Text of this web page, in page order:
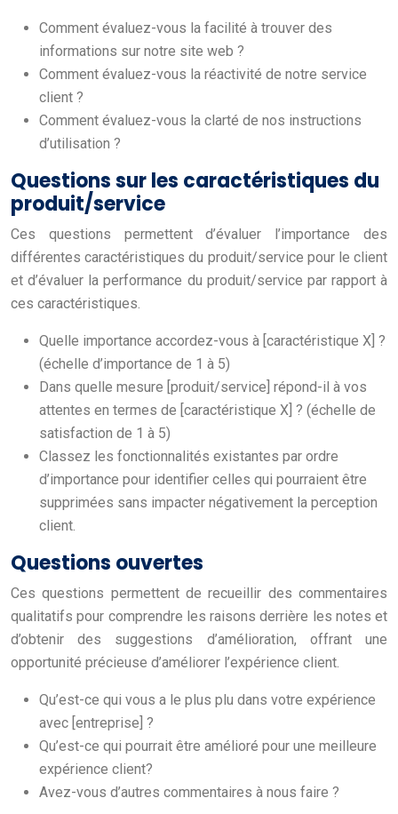
Comment évaluez-vous la facilité à trouver des
informations sur notre site web ?
Comment évaluez-vous la réactivité de notre service
client ?
Comment évaluez-vous la clarté de nos instructions
d’utilisation ?
Questions sur les caractéristiques du
produit/service
Ces questions permettent d’évaluer l’importance des
différentes caractéristiques du produit/service pour le client
et d’évaluer la performance du produit/service par rapport à
ces caractéristiques.
Quelle importance accordez-vous à [caractéristique X] ?
(échelle d’importance de 1 à 5)
Dans quelle mesure [produit/service] répond-il à vos
attentes en termes de [caractéristique X] ? (échelle de
satisfaction de 1 à 5)
Classez les fonctionnalités existantes par ordre
d’importance pour identifier celles qui pourraient être
supprimées sans impacter négativement la perception
client.
Questions ouvertes
Ces questions permettent de recueillir des commentaires
qualitatifs pour comprendre les raisons derrière les notes et
d’obtenir des suggestions d’amélioration, offrant une
opportunité précieuse d’améliorer l’expérience client.
Qu’est-ce qui vous a le plus plu dans votre expérience
avec [entreprise] ?
Qu’est-ce qui pourrait être amélioré pour une meilleure
expérience client?
Avez-vous d’autres commentaires à nous faire ?